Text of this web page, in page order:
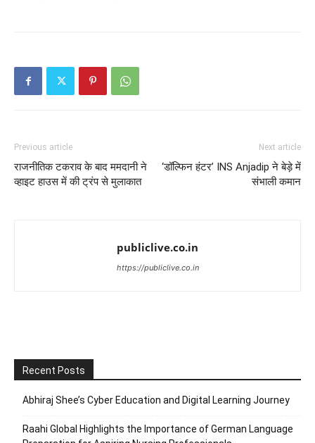
Previous article
राजनीतिक टकराव के बाद ममदानी ने
व्हाइट हाउस में की ट्रंप से मुलाकात
Next article
‘डॉल्फिन हंटर’ INS Anjadip ने बेड़े में
संभाली कमान
publiclive.co.in
https://publiclive.co.in
Recent Posts
Abhiraj Shee’s Cyber Education and Digital Learning Journey
Raahi Global Highlights the Importance of German Language